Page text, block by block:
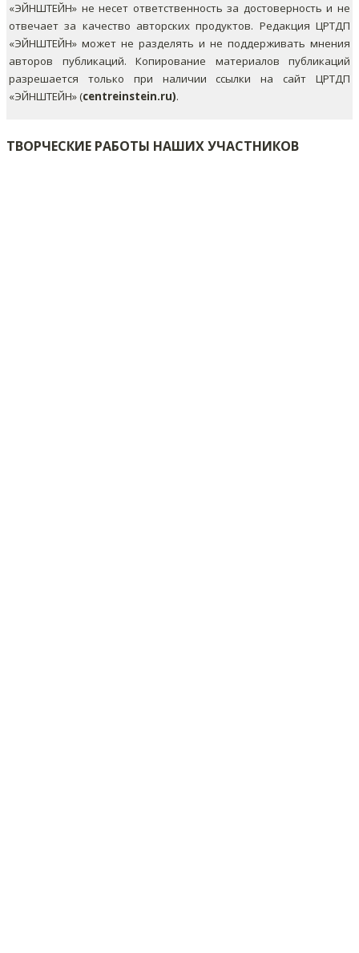
«ЭЙНШТЕЙН» не несет ответственность за достоверность и не
отвечает за качество авторских продуктов. Редакция ЦРТДП
«ЭЙНШТЕЙН» может не разделять и не поддерживать мнения
авторов публикаций. Копирование материалов публикаций
разрешается только при наличии ссылки на сайт ЦРТДП
«ЭЙНШТЕЙН» (centreinstein.ru).
ТВОРЧЕСКИЕ РАБОТЫ НАШИХ УЧАСТНИКОВ